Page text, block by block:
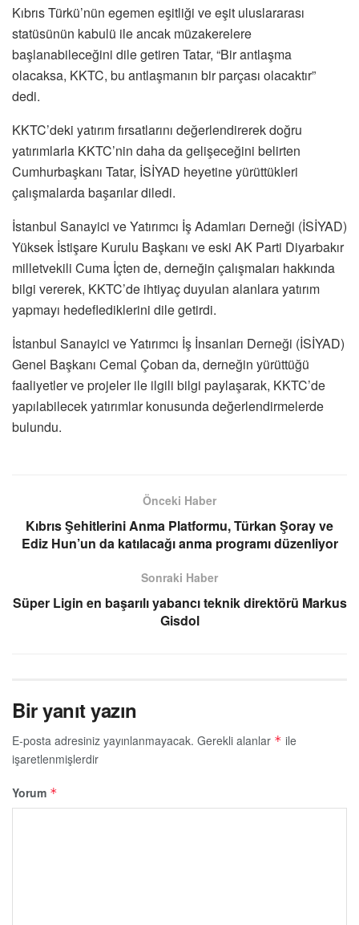
Kıbrıs Türkü’nün egemen eşitliği ve eşit uluslararası
statüsünün kabulü ile ancak müzakerelere
başlanabileceğini dile getiren Tatar, “Bir antlaşma
olacaksa, KKTC, bu antlaşmanın bir parçası olacaktır”
dedi.
KKTC’deki yatırım fırsatlarını değerlendirerek doğru
yatırımlarla KKTC’nin daha da gelişeceğini belirten
Cumhurbaşkanı Tatar, İSİYAD heyetine yürüttükleri
çalışmalarda başarılar diledi.
İstanbul Sanayici ve Yatırımcı İş Adamları Derneği (İSİYAD)
Yüksek İstişare Kurulu Başkanı ve eski AK Parti Diyarbakır
milletvekili Cuma İçten de, derneğin çalışmaları hakkında
bilgi vererek, KKTC’de ihtiyaç duyulan alanlara yatırım
yapmayı hedeflediklerini dile getirdi.
İstanbul Sanayici ve Yatırımcı İş İnsanları Derneği (İSİYAD)
Genel Başkanı Cemal Çoban da, derneğin yürüttüğü
faaliyetler ve projeler ile ilgili bilgi paylaşarak, KKTC’de
yapılabilecek yatırımlar konusunda değerlendirmelerde
bulundu.
Önceki Haber
Kıbrıs Şehitlerini Anma Platformu, Türkan Şoray ve
Ediz Hun’un da katılacağı anma programı düzenliyor
Sonraki Haber
Süper Ligin en başarılı yabancı teknik direktörü Markus
Gisdol
Bir yanıt yazın
E-posta adresiniz yayınlanmayacak. Gerekli alanlar * ile
işaretlenmişlerdir
Yorum *